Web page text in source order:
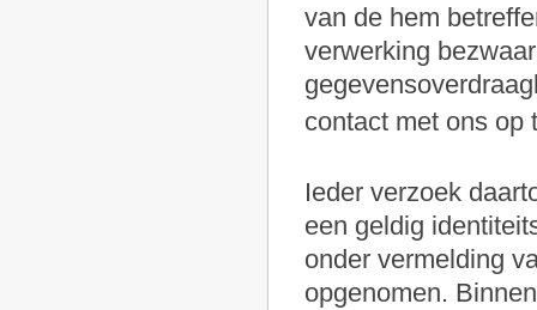
van de hem
verwerking
contact met ons op
Ieder verzoek
een geldig
onder vermelding
opgenomen.